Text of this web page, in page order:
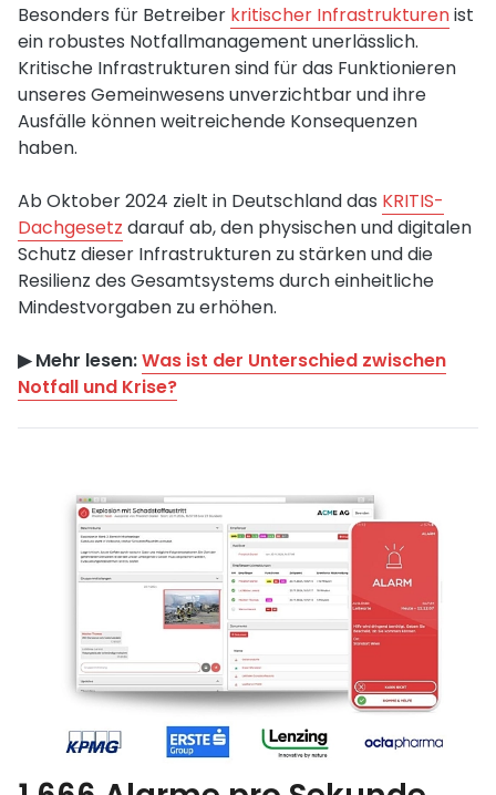
Besonders für Betreiber kritischer Infrastrukturenist
ein robustes Notfallmanagement unerlässlich.
Kritische Infrastrukturen sind für das Funktionieren
unseres Gemeinwesens unverzichtbar und ihre
Ausfälle können weitreichende Konsequenzen
haben.
Ab Oktober 2024 zielt in Deutschland das KRITIS-
Dachgesetz darauf ab, den physischen und digitalen
Schutz dieser Infrastrukturen zu stärken und die
Resilienz des Gesamtsystems durch einheitliche
Mindestvorgaben zu erhöhen.
▶︎ Mehr lesen:Was ist der Unterschied zwischen
Notfall und Krise?